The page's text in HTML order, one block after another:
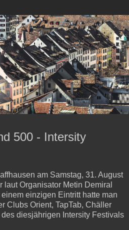
500 - Intersity
am Samstag, 31. August
Organisator Metin Demiral
einzigen Eintritt hatte man
Clubs Orient, TapTab, Chäller
diesjährigen Intersity Festivals